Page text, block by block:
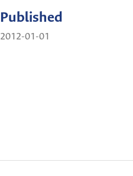
Published
2012-01-01